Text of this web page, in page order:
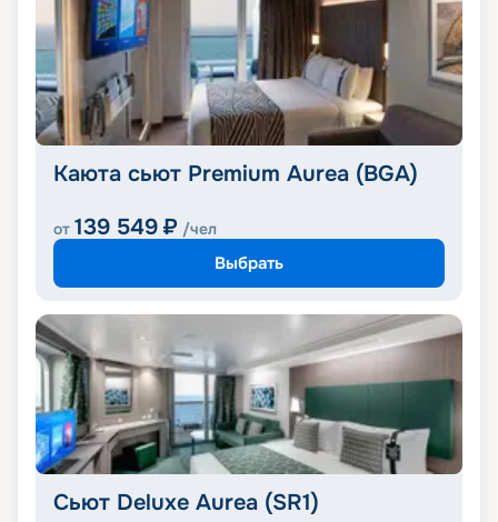
Каюта сьют Premium Aurea (BGA)
от 139 549 ₽ /чел
Выбрать
Сьют Deluxe Aurea (SR1)